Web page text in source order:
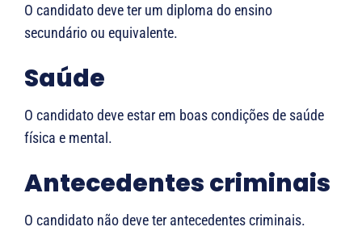
O candidato deve ter um diploma do ensino
secundário ou equivalente.
Saúde
O candidato deve estar em boas condições de saúde
física e mental.
Antecedentes criminais
O candidato não deve ter antecedentes criminais.